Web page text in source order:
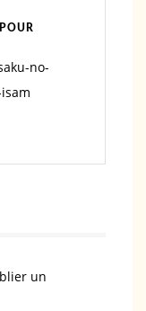
no-
un